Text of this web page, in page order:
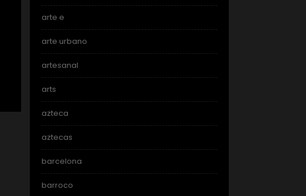
arte e
arte urbano
artesanal
arts
azteca
aztecas
barcelona
barroco